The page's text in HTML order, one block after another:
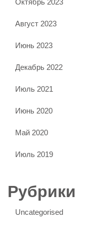
Октябрь 2023
Август 2023
Июнь 2023
Декабрь 2022
Июль 2021
Июнь 2020
Май 2020
Июль 2019
Рубрики
Uncategorised